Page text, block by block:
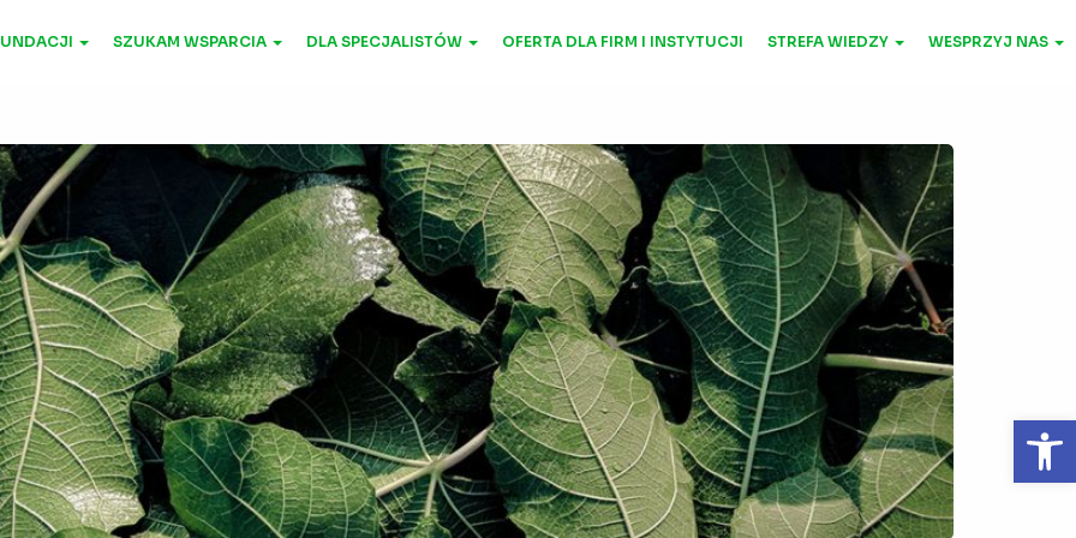
SZUKAM WSPARCIA DLA SPECJALISTÓW OFERTA DLA FIRM I INSTYTUCJI STREFA WIEDZY WESPRZYJ NAS